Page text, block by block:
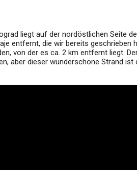
liegt auf der nordöstlichen Seite
entfernt, die wir bereits geschrieben
von der es ca. 2 km entfernt liegt.
aber dieser wunderschöne Strand ist